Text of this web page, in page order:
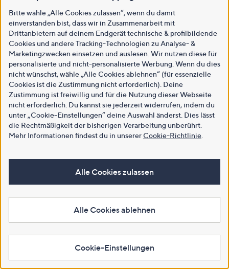
Bitte wähle „Alle Cookies zulassen“, wenn du damit
einverstanden bist, dass wir in Zusammenarbeit mit
Drittanbietern auf deinem Endgerät technische & profilbildende
Cookies und andere Tracking-Technologien zu Analyse- &
Marketingzwecken einsetzen und auslesen. Wir nutzen diese für
personalisierte und nicht-personalisierte Werbung. Wenn du dies
nicht wünschst, wähle „Alle Cookies ablehnen“ (für essenzielle
Cookies ist die Zustimmung nicht erforderlich). Deine
Zustimmung ist freiwillig und für die Nutzung dieser Webseite
nicht erforderlich. Du kannst sie jederzeit widerrufen, indem du
unter „Cookie-Einstellungen“ deine Auswahl änderst. Dies lässt
die Rechtmäßigkeit der bisherigen Verarbeitung unberührt.
Mehr Informationen findest du in unsererCookie-Richtlinie
Alle Cookies zulassen
Alle Cookies ablehnen
Cookie-Einstellungen